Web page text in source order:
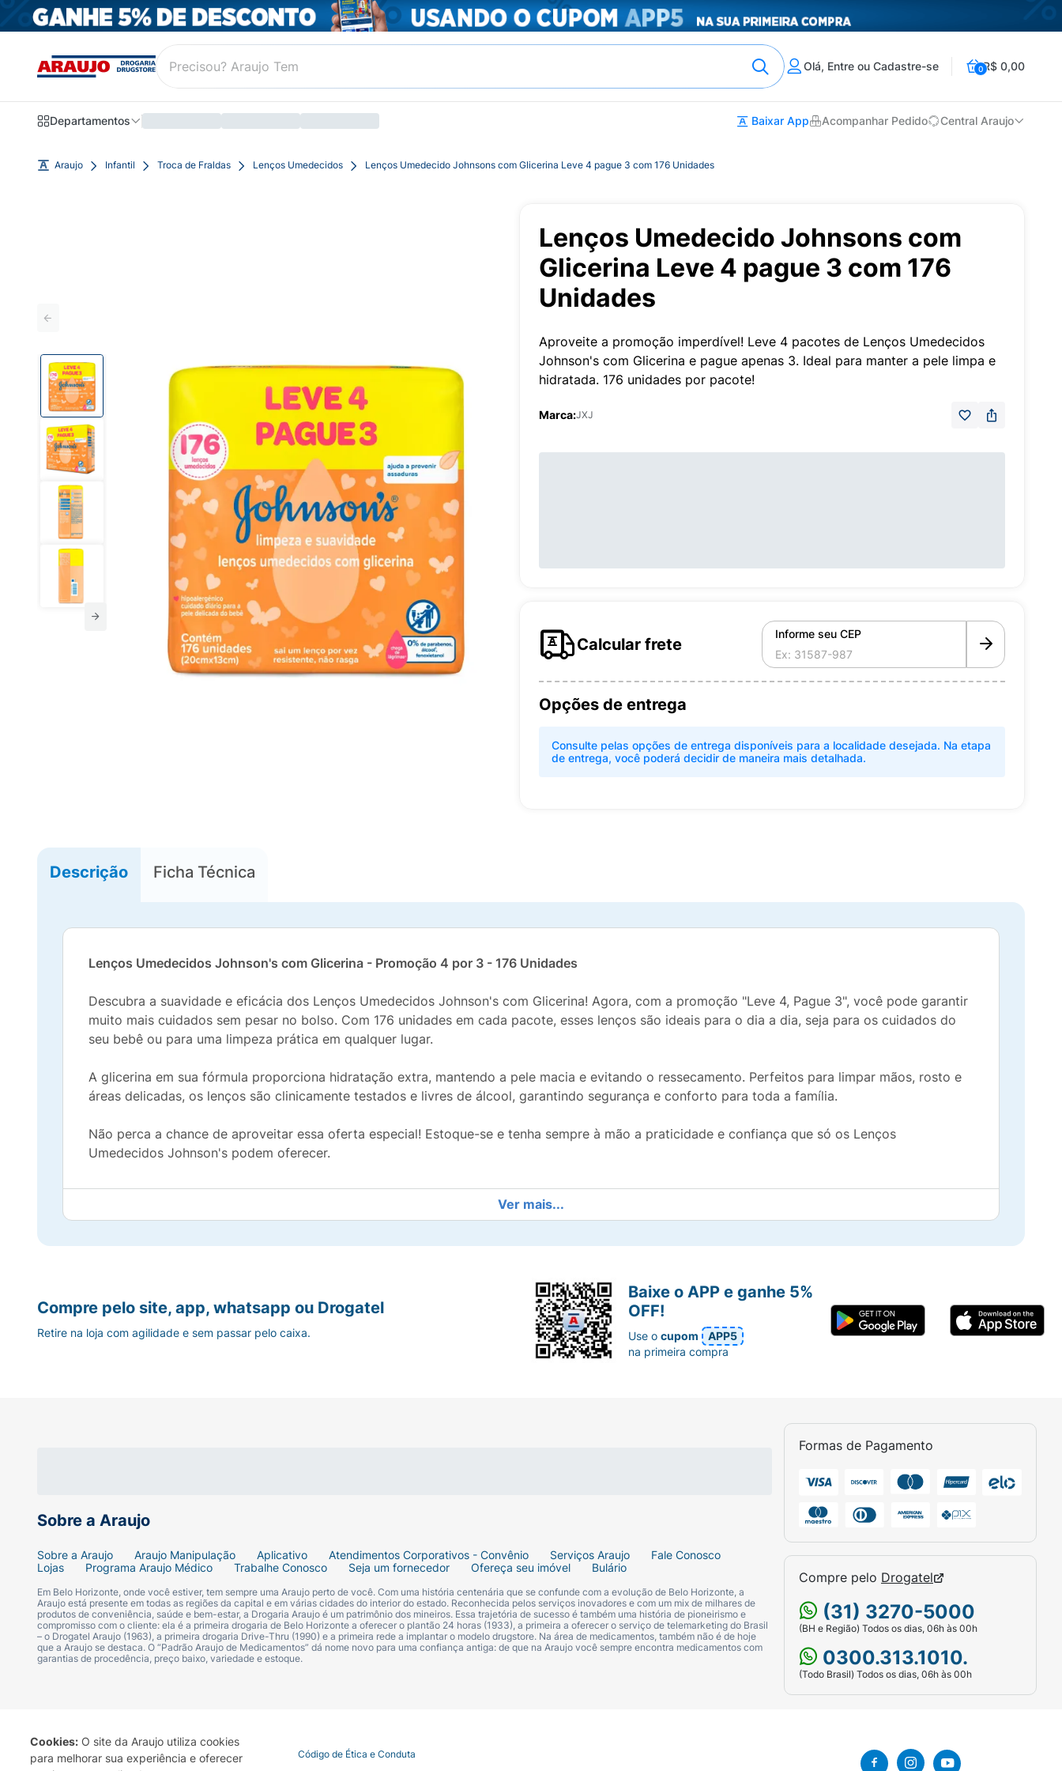
Cookies: O site da Araujo utiliza cookies
para melhorar sua experiência e oferecer
Olá, Entre ou Cadastre-se 0R$ 0,00
Departamentos Baixar App Acompanhar Pedido Central Araujo
Araujo Infantil Troca de Fraldas Lenços Umedecidos Lenços Umedecido Johnsons com Glicerina Leve 4 pague 3 com 176 Unidades
Lenços Umedecido Johnsons com
Glicerina Leve 4 pague 3 com 176
Unidades
Aproveite a promoção imperdível! Leve 4 pacotes de Lenços Umedecidos
Johnson's com Glicerina e pague apenas 3. Ideal para manter a pele limpa e
hidratada. 176 unidades por pacote!
Marca:JXJ
Calcular frete
Informe seu CEP
Opções de entrega
Consulte pelas opções de entrega disponíveis para a localidade desejada. Na etapa
de entrega, você poderá decidir de maneira mais detalhada.
Descrição Ficha Técnica
Lenços Umedecidos Johnson's com Glicerina - Promoção 4 por 3 - 176 Unidades
Descubra a suavidade e eficácia dos Lenços Umedecidos Johnson's com Glicerina! Agora, com a promoção "Leve 4, Pague 3", você pode garantir
muito mais cuidados sem pesar no bolso. Com 176 unidades em cada pacote, esses lenços são ideais para o dia a dia, seja para os cuidados do
seu bebê ou para uma limpeza prática em qualquer lugar.
A glicerina em sua fórmula proporciona hidratação extra, mantendo a pele macia e evitando o ressecamento. Perfeitos para limpar mãos, rosto e
áreas delicadas, os lenços são clinicamente testados e livres de álcool, garantindo segurança e conforto para toda a família.
Não perca a chance de aproveitar essa oferta especial! Estoque-se e tenha sempre à mão a praticidade e confiança que só os Lenços
Umedecidos Johnson's podem oferecer.
Ver mais...
Sobre a Araujo
Sobre a Araujo Araujo Manipulação Aplicativo Atendimentos Corporativos - Convênio Serviços Araujo
Fale Conosco
Lojas
Programa Araujo Médico Trabalhe Conosco Seja um fornecedor Ofereça seu imóvel Bulário
Em Belo Horizonte, onde você estiver, tem sempre uma Araujo perto de você. Com uma história centenária que se confunde com a evolução de Belo Horizonte, a
Araujo está presente em todas as regiões da capital e em várias cidades do interior do estado. Reconhecida pelos serviços inovadores e com um mix de milhares de
produtos de conveniência, saúde e bem-estar, a Drogaria Araujo é um patrimônio dos mineiros. Essa trajetória de sucesso é também uma história de pioneirismo e
compromisso com o cliente: ela é a primeira drogaria de Belo Horizonte a oferecer o plantão 24 horas (1933), a primeira a oferecer o serviço de telemarketing do Brasil
– o Drogatel Araujo (1963), a primeira drogaria Drive-Thru (1990) e a primeira rede a implantar o modelo drugstore. Na área de medicamentos, também não é de hoje
que a Araujo se destaca. O “Padrão Araujo de Medicamentos” dá nome novo para uma confiança antiga: de que na Araujo você sempre encontra medicamentos com
garantias de procedência, preço baixo, variedade e estoque.
Formas de Pagamento
Compre pelo Drogatel
(31) 3270-5000
(BH e Região) Todos os dias, 06h às 00h
0300.313.1010.
(Todo Brasil) Todos os dias, 06h às 00h
Compre pelo site, app, whatsapp ou Drogatel
Retire na loja com agilidade e sem passar pelo caixa.
Baixe o APP e ganhe 5%
OFF!
Use ocupom
APP5
na primeira compra
Termo de Uso Portal da Privacidade Covid-19 Código de Ética e Conduta